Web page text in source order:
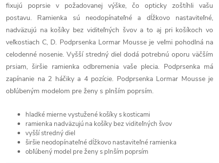
fixujú poprsie v požadovanej výške, čo opticky zoštíhli vašu
postavu. Ramienka sú neodopínateľné a dĺžkovo nastaviteľné,
nadväzujú na košíky bez viditeľných švov a to aj pri košíkoch vo
veľkostiach C, D. Podprsenka Lormar Mousse je veľmi pohodlná na
celodenné nosenie. Vyšší stredný diel dodá potrebnú oporu väčším
prsiam, širšie ramienka odbremenia vaše plecia. Podprsenka má
zapínanie na 2 háčiky a 4 pozície. Podprsenka Lormar Mousse je
obľúbeným modelom pre ženy s plnším poprsím.
hladké mierne vystužené košíky s kosticami
ramienka nadväzujú na košíky bez viditeľných švov
vyšší stredný diel
širšie neodopínateľné dĺžkovo nastaviteľné ramienka
obľúbený model pre ženy s plnším poprsím